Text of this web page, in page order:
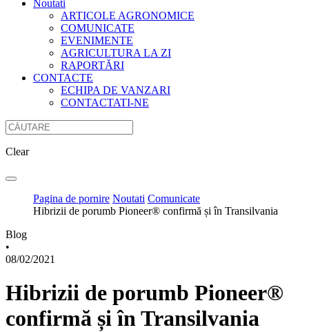
Noutati
ARTICOLE AGRONOMICE
COMUNICATE
EVENIMENTE
AGRICULTURA LA ZI
RAPORTĂRI
CONTACTE
ECHIPA DE VANZARI
CONTACTATI-NE
Clear
Pagina de pornire Noutati Comunicate
Hibrizii de porumb Pioneer® confirmă și în Transilvania
Blog
•
08/02/2021
Hibrizii de porumb Pioneer®
confirmă și în Transilvania